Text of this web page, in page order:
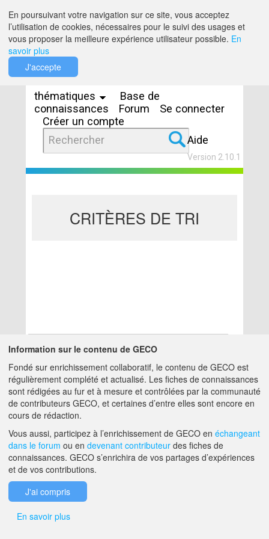
thématiques
Base de
connaissances
Forum
Se connecter
Créer un compte
Aide
Version 2.10.1
CRITÈRES DE TRI
Aucun résultat
A PROPOS DE GECO AIDE
F.A.Q. NOUS CONTACTER
En poursuivant votre navigation sur ce site, vous acceptez
l’utilisation de cookies, nécessaires pour le suivi des usages et
vous proposer la meilleure expérience utilisateur possible. En
savoir plus
J'accepte
Information sur le contenu de GECO
Fondé sur enrichissement collaboratif, le contenu de GECO est
régulièrement complété et actualisé. Les fiches de connaissances
sont rédigées au fur et à mesure et contrôlées par la communauté
de contributeurs GECO, et certaines d’entre elles sont encore en
cours de rédaction.
Vous aussi, participez à l’enrichissement de GECO en échangeant
dans le forum ou en devenant contributeur des fiches de
connaissances. GECO s’enrichira de vos partages d’expériences
et de vos contributions.
J'ai compris
En savoir plus